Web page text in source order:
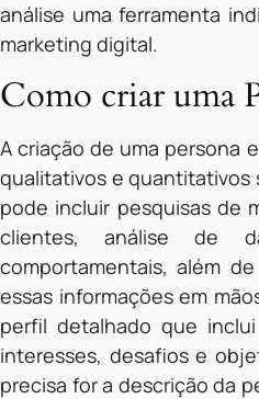
análise uma ferramenta
marketing digital.
Como criar uma
A criação de uma persona
qualitativos e quantitativos
pode incluir pesquisas de
clientes, análise de
comportamentais, além
essas informações em
perfil detalhado que
interesses, desafios e
precisa for a descrição da